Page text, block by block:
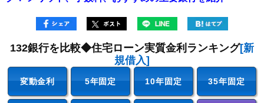
132銀行を比較◆住宅ローン実質金利ランキング[新
規借入]
変動金利 5年固定 10年固定 35年固定